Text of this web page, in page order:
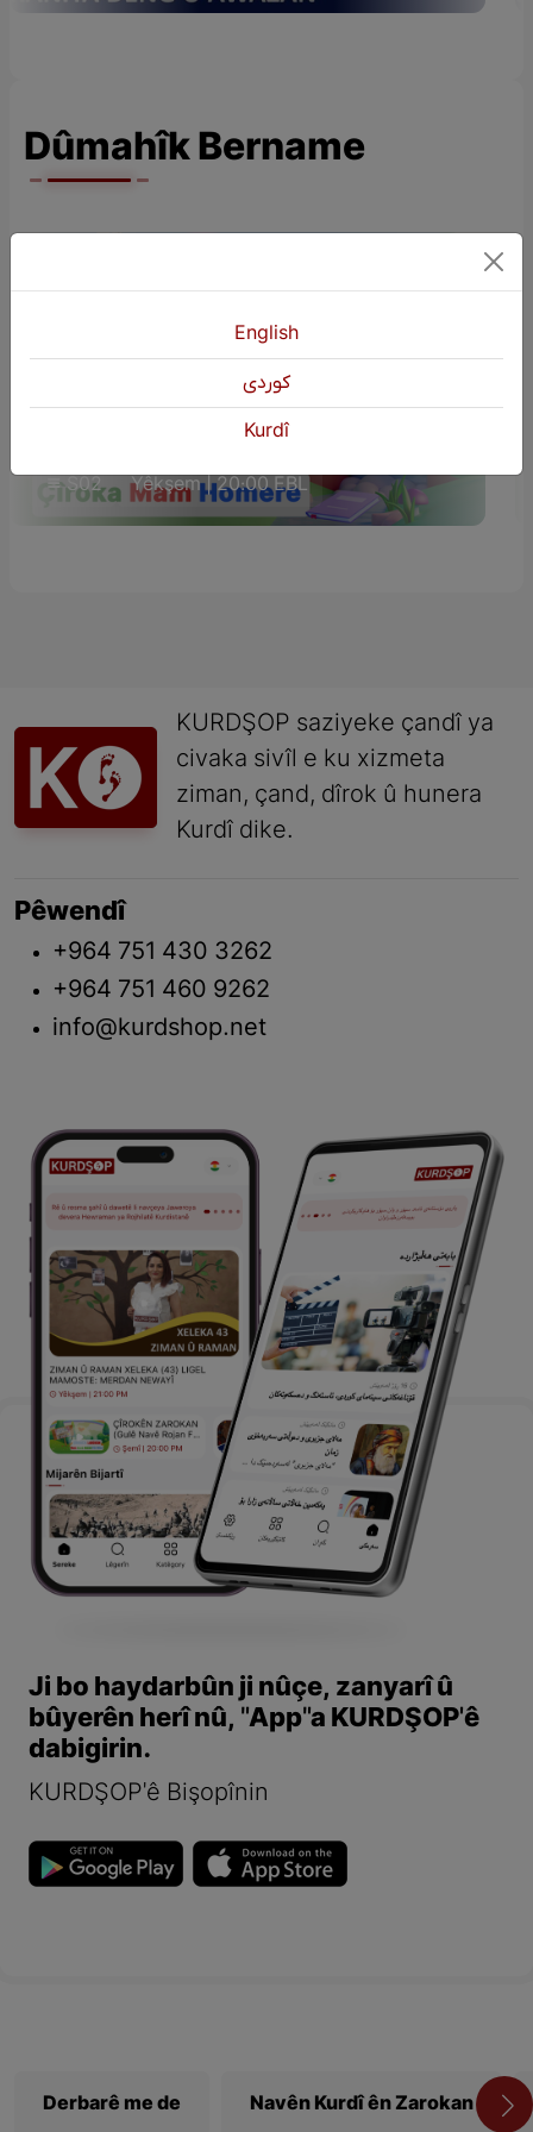
Dûmahîk Bername
ÇÎROKÊN ZAROKAN (Çîroka Mam
S02 Yêkşem | 20:00 EBL
KURDŞOP saziyeke çandî ya
civaka sivîl e ku xizmeta
ziman, çand, dîrok û hunera
Kurdî dike.
Pêwendî
+964 751 430 3262
+964 751 460 9262
info@kurdshop.net
Ji bo haydarbûn ji nûçe, zanyarî û
bûyerên herî nû, "App"a KURDŞOP'ê
dabigirin.
KURDŞOP'ê Bişopînin
Derbarê me de Navên Kurdî ên Zarokan
English
كوردی
Kurdî